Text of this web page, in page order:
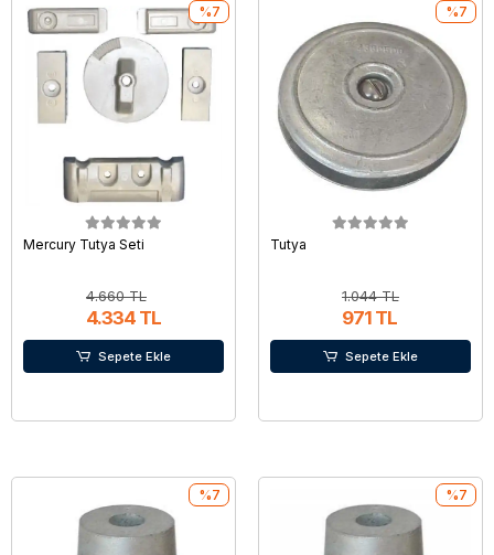
Mercury Tutya Seti
4.660 TL
4.334 TL
%7
Sepete Ekle
Tutya
1.044 TL
971 TL
%7
Sepete Ekle
%7 %7